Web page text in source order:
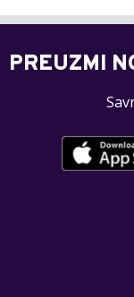
PREUZMI